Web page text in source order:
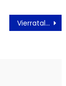
Vierratale Didukung MS Glow, Luncurkan Single “Yang Ku Mau”